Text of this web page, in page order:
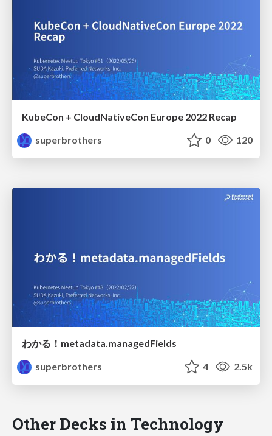
KubeCon + CloudNativeCon Europe 2022 Recap
superbrothers
0 120
わかる！metadata.managedFields
superbrothers
4 2.5k
Other Decks in Technology